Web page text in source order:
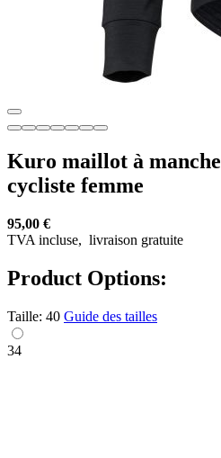
Kuro maillot à
cycliste femme
95,00 €
TVA incluse, livraison gratuite
Product Options:
Taille: 40 Guide des tailles
34